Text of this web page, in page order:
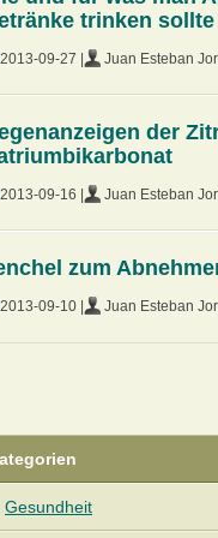
trinken sollte
2013-09-27 | Juan Esteban
der
2013-09-16 | Juan Esteban
zum
2013-09-10 | Juan Esteban
Gesundheit